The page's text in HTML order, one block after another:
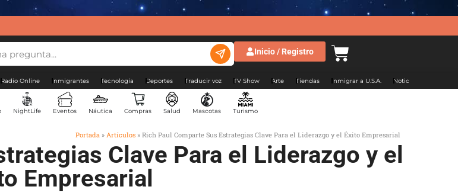
Inicio / Registro
Radio Online Inmigrantes Tecnología Deportes Traducir voz TV Show Arte Tiendas Inmigrar a U.S.A. Noticias Argentina
NightLife Eventos Náutica Compras Salud Mascotas Turismo
Portada » Artículos » Rich Paul Comparte Sus Estrategias Clave Para el Liderazgo y el Éxito Empresarial
Clave Para el Liderazgo y el
Empresarial